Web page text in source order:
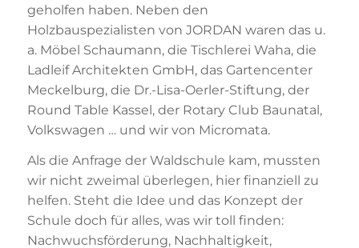
geholfen haben. Neben den
Holzbauspezialisten von JORDAN waren das u.
a. Möbel Schaumann, die Tischlerei Waha, die
Ladleif Architekten GmbH, das Gartencenter
Meckelburg, die Dr.-Lisa-Oerler-Stiftung, der
Round Table Kassel, der Rotary Club Baunatal,
Volkswagen … und wir von Micromata.
Als die Anfrage der Waldschule kam, mussten
wir nicht zweimal überlegen, hier finanziell zu
helfen. Steht die Idee und das Konzept der
Schule doch für alles, was wir toll finden:
Nachwuchsförderung, Nachhaltigkeit,